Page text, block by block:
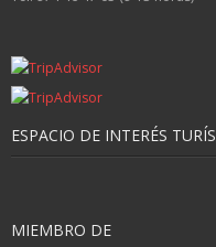
ESPACIO DE INTERÉS
MIEMBRO DE